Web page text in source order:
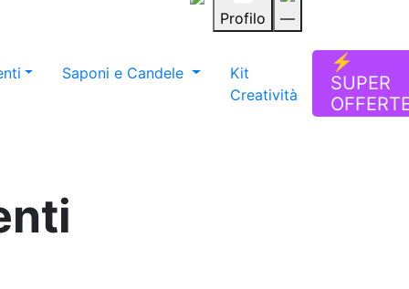
Profilo —
Saponi e Candele
Kit
Creatività
⚡
SUPER